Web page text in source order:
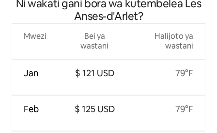
Ni wakati gani bora wa kutembelea Les
Anses-d'Arlet?
Mwezi
Jan
Feb
Bei ya
wastani
$ 121 USD
$ 125 USD
Halijoto ya
wastani
79°F
79°F